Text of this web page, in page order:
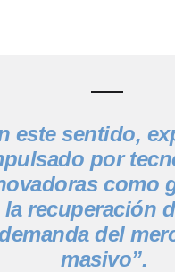
este sentido,
por
como
la recuperación
del
masivo”.